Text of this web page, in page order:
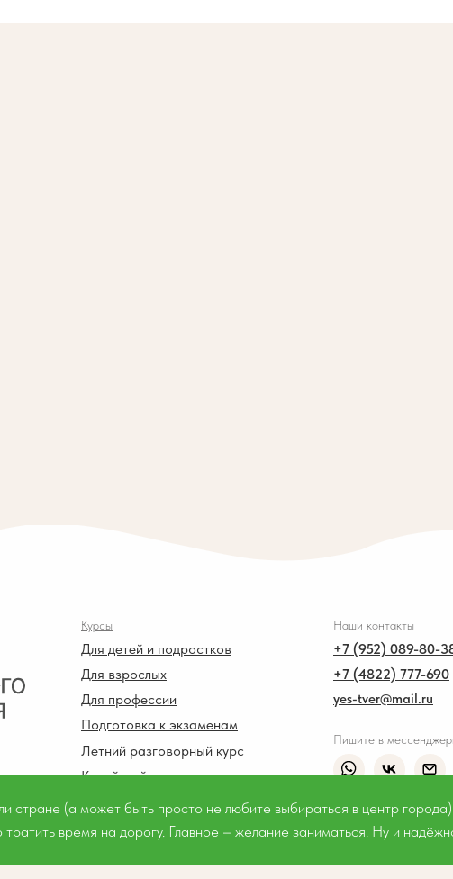
Курсы
Для детей и подростков
Для взрослых
Для профессии
Подготовка к экзаменам
Летний разговорный курс
Меню
Наши контакты
+7 (952) 089-80-
+7 (4822) 777-690
yes-tver@mail.ru
Пишите в
Китайский язык
стране (а может быть просто не любите выбираться в центр
время на дорогу. Главное – желание заниматься. Ну и